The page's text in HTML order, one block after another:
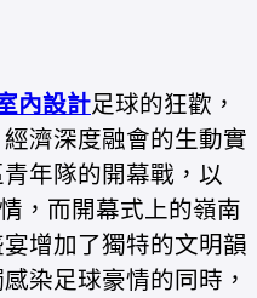
內設計足球的狂歡，
濟深度融會的生動實
年隊的開幕戰，以
，而開幕式上的嶺南
增加了獨特的文明韻
染足球豪情的同時，